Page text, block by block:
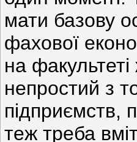
мати базову
фахової
на
непростий з
підприємств,
теж треба